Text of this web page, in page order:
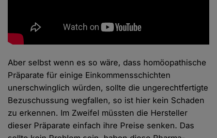
Aber selbst wenn es so wäre, dass homöopathische
Präparate für einige Einkommensschichten
unerschwinglich würden, sollte die ungerechtfertigte
Bezuschussung wegfallen, so ist hier kein Schaden
zu erkennen. Im Zweifel müssten die Hersteller
dieser Präparate einfach ihre Preise senken. Das